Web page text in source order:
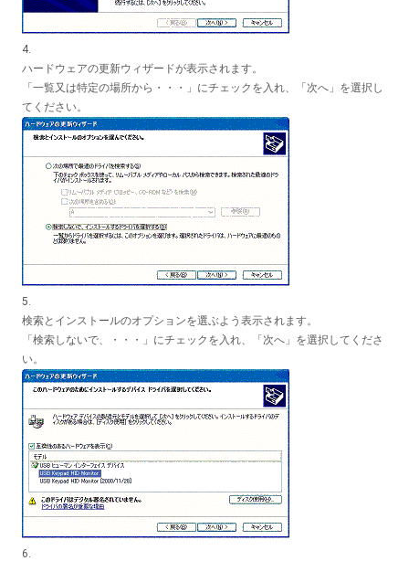
4.
ハードウェアの更新ウィザードが表示されます。
「一覧又は特定の場所から・・・」にチェックを入れ、「次へ」を選択し
てください。
5.
検索とインストールのオプションを選ぶよう表示されます。
「検索しないで、・・・」にチェックを入れ、「次へ」を選択してくださ
い。
6.